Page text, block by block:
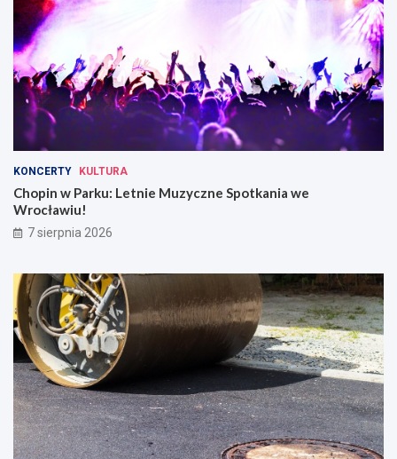
KONCERTY KULTURA
Chopin w Parku: Letnie Muzyczne Spotkania we
Wrocławiu!
7 sierpnia 2026